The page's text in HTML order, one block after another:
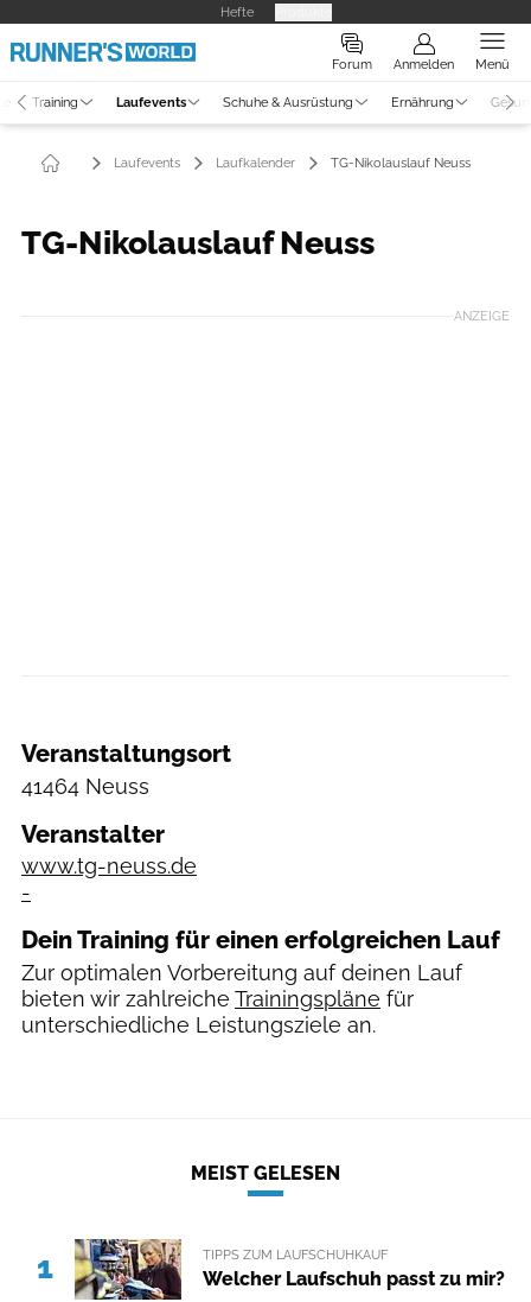
Hefte
Forum Anmelden Menü
Training Laufevents Schuhe & Ausrüstung Ernährung
Laufevents Laufkalender TG-Nikolauslauf Neuss
TG-Nikolauslauf Neuss
ANZEIGE
Veranstaltungsort
41464 Neuss
Veranstalter
www.tg-neuss.de
-
Dein Training für einen erfolgreichen Lauf
Zur optimalen Vorbereitung auf deinen Lauf
bieten wir zahlreiche Trainingspläne für
unterschiedliche Leistungsziele an.
MEIST GELESEN
1 TIPPS ZUM LAUFSCHUHKAUF
Welcher Laufschuh passt zu mir?